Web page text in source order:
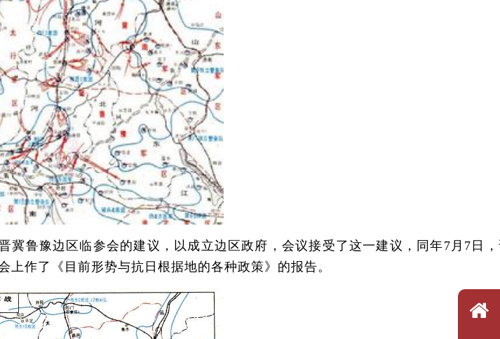
鲁豫边区临参会的建议，以成立边区政府，会议接受了这一建议，同年7月7日
作了《目前形势与抗日根据地的各种政策》的报告。